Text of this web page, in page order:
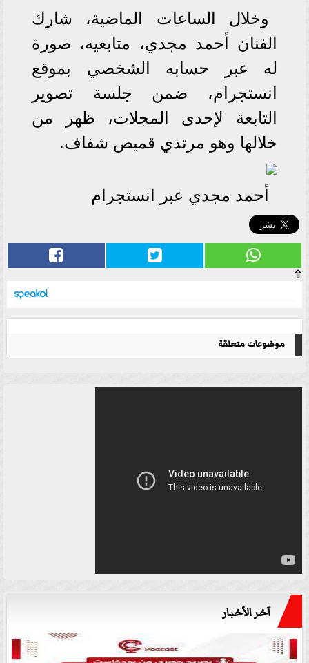
وخلال الساعات الماضية، شارك
الفنان أحمد مجدي، متابعيه، صورة
له عبر حسابه الشخصي بموقع
انستجرام، ضمن جلسة تصوير
التابعة لإحدى المجلات، ظهر من
خلالها وهو مرتدي قميص شفاف.
أحمد مجدي عبر انستجرام
⇧
موضوعات متعلقة
آخر الأخبار